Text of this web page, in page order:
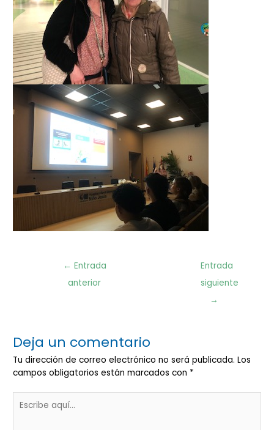
Navegación
entradas
← Entrada
anterior
Entrada
siguiente
→
Deja un comentario
Tu dirección de correo electrónico no será publicada. Los
campos obligatorios están marcados con *
aquí...